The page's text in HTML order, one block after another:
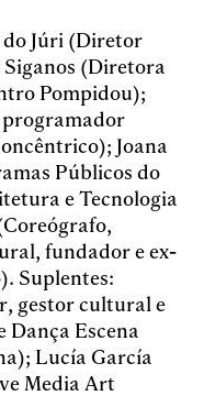
do Júri (Diretor
(Diretora
Pompidou);
programador
Joana
Públicos do
e Tecnologia
fundador e ex-
Suplentes:
gestor cultural e
Escena
Lucía García
Media Art